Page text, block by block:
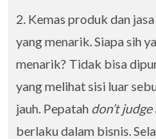
2. Kemas produk dan
yang menarik. Siapa sih
menarik? Tidak bisa
yang melihat sisi luar
jauh. Pepatah don’t judge
berlaku dalam bisnis.